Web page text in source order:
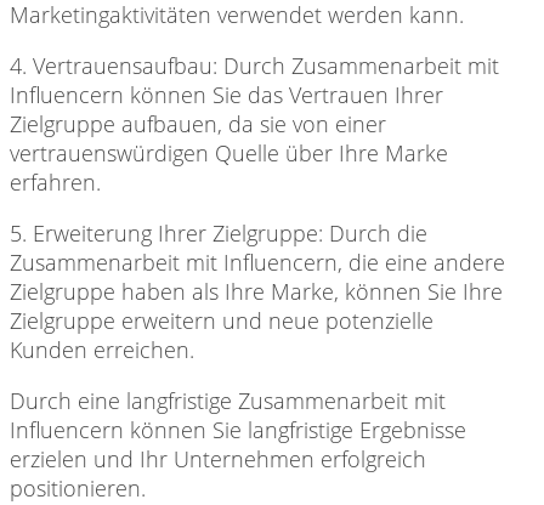
Marketingaktivitäten verwendet werden kann.
4. Vertrauensaufbau: Durch Zusammenarbeit mit
Influencern können Sie das Vertrauen Ihrer
Zielgruppe aufbauen, da sie von einer
vertrauenswürdigen Quelle über Ihre Marke
erfahren.
5. Erweiterung Ihrer Zielgruppe: Durch die
Zusammenarbeit mit Influencern, die eine andere
Zielgruppe haben als Ihre Marke, können Sie Ihre
Zielgruppe erweitern und neue potenzielle
Kunden erreichen.
Durch eine langfristige Zusammenarbeit mit
Influencern können Sie langfristige Ergebnisse
erzielen und Ihr Unternehmen erfolgreich
positionieren.